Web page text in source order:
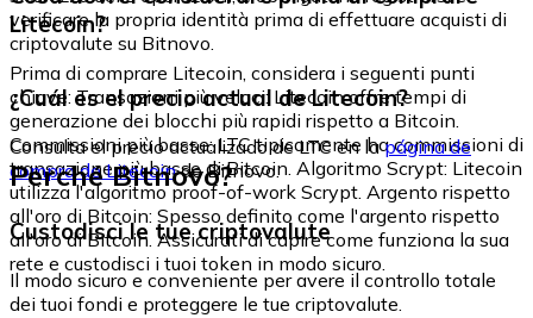
verificare la propria identità prima di effettuare acquisti di
criptovalute su Bitnovo.
Litecoin?
Prima di comprare Litecoin, considera i seguenti punti
chiave: Transazioni più veloci: Litecoin offre tempi di
generazione dei blocchi più rapidi rispetto a Bitcoin.
Commissioni più basse: LTC tipicamente ha commissioni di
transazione più basse di Bitcoin. Algoritmo Scrypt: Litecoin
utilizza l'algoritmo proof-of-work Scrypt. Argento rispetto
all'oro di Bitcoin: Spesso definito come l'argento rispetto
all'oro di Bitcoin. Assicurati di capire come funziona la sua
rete e custodisci i tuoi token in modo sicuro.
¿Cuál es el precio actual de Litecoin?
Consulta el precio actualizado de LTC en lapágina de
compra de Litecoinde Bitnovo.
Perché Bitnovo?
Custodisci le tue criptovalute
Il modo sicuro e conveniente per avere il controllo totale
dei tuoi fondi e proteggere le tue criptovalute.